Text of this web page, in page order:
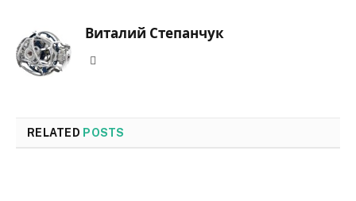
Виталий Степанчук
RELATED POSTS